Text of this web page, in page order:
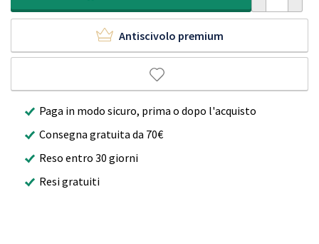
Antiscivolo premium
Paga in modo sicuro, prima o dopo l'acquisto
Consegna gratuita da 70€
Reso entro 30 giorni
Resi gratuiti